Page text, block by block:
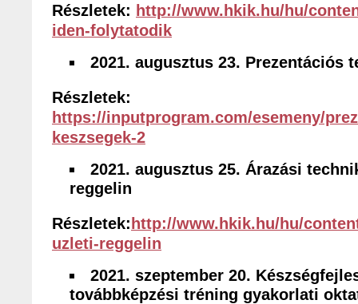
Részletek: http://www.hkik.hu/hu/
iden-folytatodik
2021. augusztus 23. Prezentációs
Részletek:
https://inputprogram.com/esemeny/
keszsegek-2
2021. augusztus 25. Árazási
reggelin
Részletek:http://www.hkik.hu/hu/
uzleti-reggelin
2021. szeptember 20.
továbbképzési tréning gyakorlati